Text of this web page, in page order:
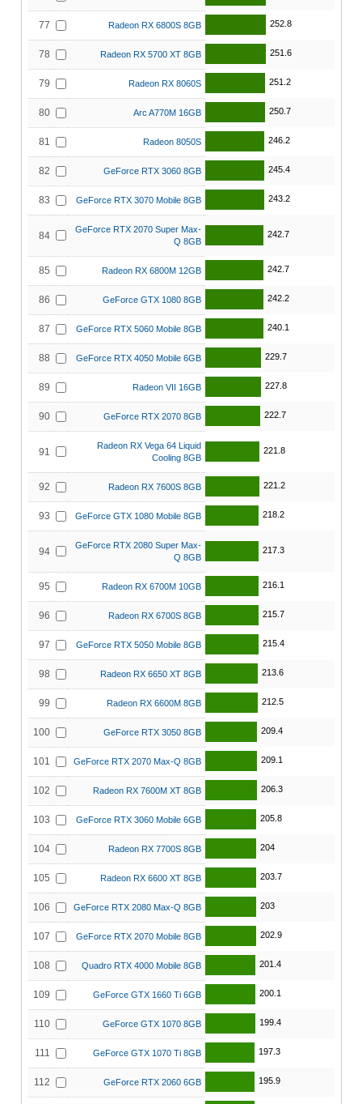
77 Radeon RX 6800S 8GB 252.8
78 Radeon RX 5700 XT 8GB 251.6
79 Radeon RX 8060S 251.2
80 Arc A770M 16GB 250.7
81 Radeon 8050S 246.2
82 GeForce RTX 3060 8GB 245.4
83 GeForce RTX 3070 Mobile 8GB 243.2
84
GeForce RTX 2070 Super Max-
Q 8GB
242.7
85 Radeon RX 6800M 12GB 242.7
86 GeForce GTX 1080 8GB 242.2
87 GeForce RTX 5060 Mobile 8GB 240.1
88 GeForce RTX 4050 Mobile 6GB 229.7
89 Radeon VII 16GB 227.8
90 GeForce RTX 2070 8GB 222.7
91
Radeon RX Vega 64 Liquid
Cooling 8GB
221.8
92 Radeon RX 7600S 8GB 221.2
93 GeForce GTX 1080 Mobile 8GB 218.2
94
GeForce RTX 2080 Super Max-
Q 8GB
217.3
95 Radeon RX 6700M 10GB 216.1
96 Radeon RX 6700S 8GB 215.7
97 GeForce RTX 5050 Mobile 8GB 215.4
98 Radeon RX 6650 XT 8GB 213.6
99 Radeon RX 6600M 8GB 212.5
100 GeForce RTX 3050 8GB 209.4
101 GeForce RTX 2070 Max-Q 8GB 209.1
102 Radeon RX 7600M XT 8GB 206.3
103 GeForce RTX 3060 Mobile 6GB 205.8
104 Radeon RX 7700S 8GB 204
105 Radeon RX 6600 XT 8GB 203.7
106 GeForce RTX 2080 Max-Q 8GB 203
107 GeForce RTX 2070 Mobile 8GB 202.9
108 Quadro RTX 4000 Mobile 8GB 201.4
109 GeForce GTX 1660 Ti 6GB 200.1
110 GeForce GTX 1070 8GB 199.4
111 GeForce GTX 1070 Ti 8GB 197.3
112 GeForce RTX 2060 6GB 195.9